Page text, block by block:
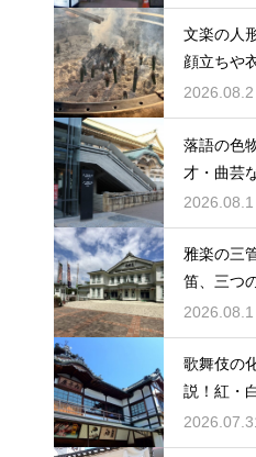
文楽の人
顔立ちや
ら男性役
2026.08.2
落語の色
才・曲芸
2026.08.1
雅楽の三
笛、三つ
紹介
2026.08.1
歌舞伎の
説！紅・
た役柄ご